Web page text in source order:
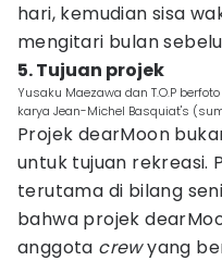
hari, kemudian sisa
mengitari bulan
5. Tujuan projek
Yusaku Maezawa dan T.O.P
karya Jean-Michel Basquiat's
Projek dearMoon
untuk tujuan rekreasi.
terutama di bilang
bahwa projek
anggota crewyang